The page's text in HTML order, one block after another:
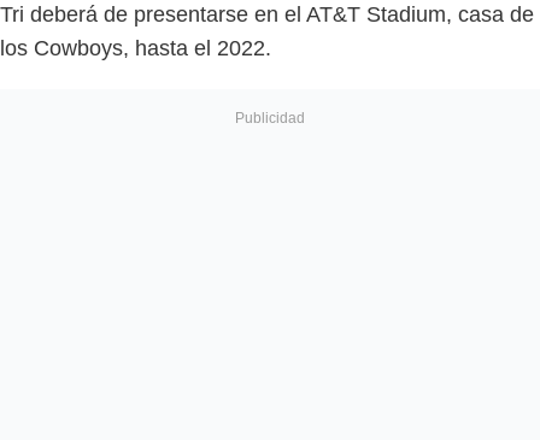
Tri deberá de presentarse en el AT&T Stadium, casa de
los Cowboys, hasta el 2022.